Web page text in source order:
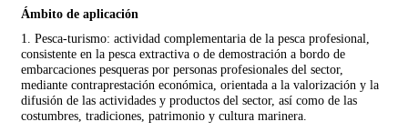
Ámbito de aplicación
1. Pesca-turismo: actividad complementaria de la pesca profesional,
consistente en la pesca extractiva o de demostración a bordo de
embarcaciones pesqueras por personas profesionales del sector,
mediante contraprestación económica, orientada a la valorización y la
difusión de las actividades y productos del sector, así como de las
costumbres, tradiciones, patrimonio y cultura marinera.